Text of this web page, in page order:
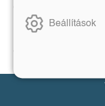
Időpont: június
16., 18:00-19:00
Beállítások